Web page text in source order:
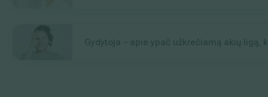
Gydytoja – apie ypač užkrečiamą akių